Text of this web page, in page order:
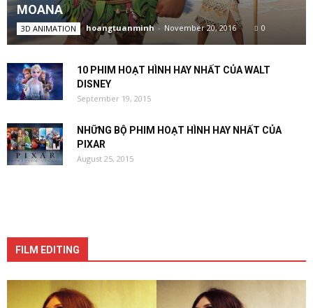
MOANA
3D ANIMATION hoangtuanminh - November 20, 2016 0
10 PHIM HOẠT HÌNH HAY NHẤT CỦA WALT
DISNEY
September 19, 2015
NHỮNG BỘ PHIM HOẠT HÌNH HAY NHẤT CỦA
PIXAR
August 25, 2015
FILM EDITING